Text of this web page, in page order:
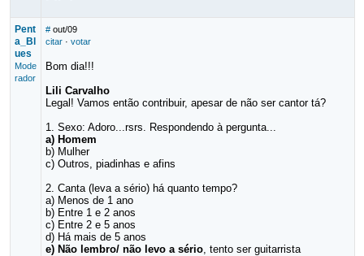
Pent
a_Bl
ues
Mode
rador
# out/09
citar· votar
Bom dia!!!
Lili Carvalho
Legal! Vamos então contribuir, apesar de não ser cantor tá?
1. Sexo: Adoro...rsrs. Respondendo à pergunta...
a) Homem
b) Mulher
c) Outros, piadinhas e afins
2. Canta (leva a sério) há quanto tempo?
a) Menos de 1 ano
b) Entre 1 e 2 anos
c) Entre 2 e 5 anos
d) Há mais de 5 anos
e) Não lembro/ não levo a sério, tento ser guitarrista